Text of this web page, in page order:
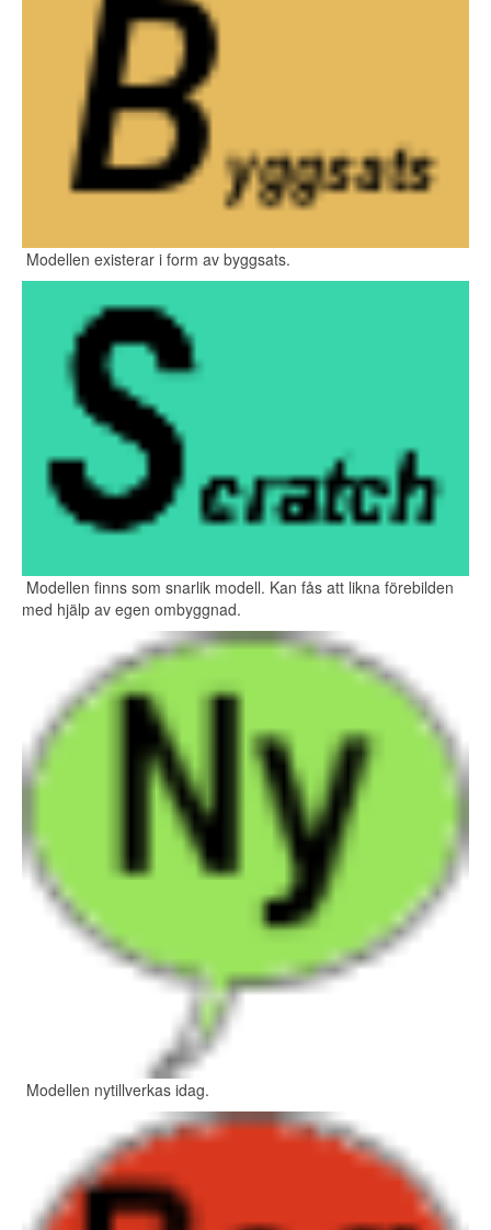
Modellen existerar i form av byggsats.
Modellen finns som snarlik modell. Kan fås att likna förebilden
med hjälp av egen ombyggnad.
Modellen nytillverkas idag.